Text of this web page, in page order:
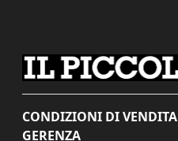
CONDIZIONI DI VENDITA
GERENZA